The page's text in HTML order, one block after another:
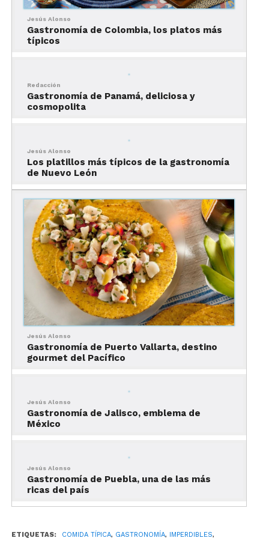
representativo de la
gastronomía de Mazatlán
Como su nombre lo indica se basa en camarones
bañados con chile y limón.
Suelen acompañarse con cebolla morada y pepino.
Marlin en escabeche, tradición
de la gastronomía mazatleca
Aunque hay muchos platillos que tienen al marlin
como base, éste es uno de los más tradicionales de
la gastronomía mazatleca.
estofado de Marlín y muchos más.
Asado, gastronomía de
El Asado es un platillo con papa y carne fritos
bañado con una salsa de tomate acompañado con
Lo puedes encontrar en varios restaurantes pero
Jesús Alonso
Gastronomía de Colombia, los platos más
típicos
Redacción
Gastronomía de Panamá, deliciosa y
cosmopolita
Jesús Alonso
Los platillos más típicos de la gastronomía
de Nuevo León
Jesús Alonso
Gastronomía de Puerto Vallarta, destino
gourmet del Pacífico
Jesús Alonso
Gastronomía de Jalisco, emblema de
México
Jesús Alonso
Gastronomía de Puebla, una de las más
ricas del país
ETIQUETAS: COMIDA TÍPICA, GASTRONOMÍA, IMPERDIBLES,